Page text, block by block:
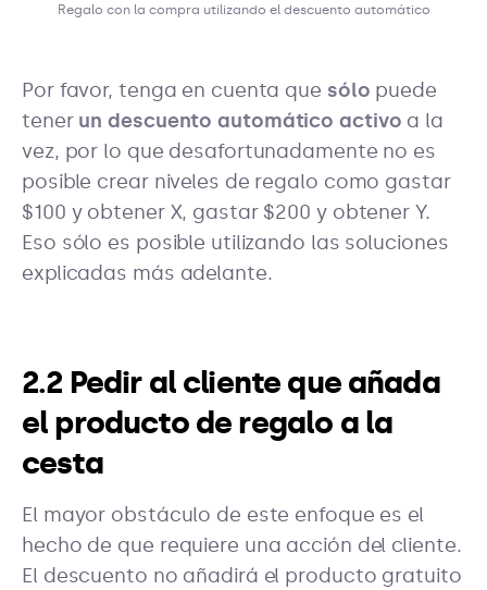
Regalo con la compra utilizando el descuento automático
Por favor, tenga en cuenta que sólo puede
tener un descuento automático activo a la
vez, por lo que desafortunadamente no es
posible crear niveles de regalo como gastar
$100 y obtener X, gastar $200 y obtener Y.
Eso sólo es posible utilizando las soluciones
explicadas más adelante.
2.2 Pedir al cliente que añada
el producto de regalo a la
cesta
El mayor obstáculo de este enfoque es el
hecho de que requiere una acción del cliente.
El descuento no añadirá el producto gratuito